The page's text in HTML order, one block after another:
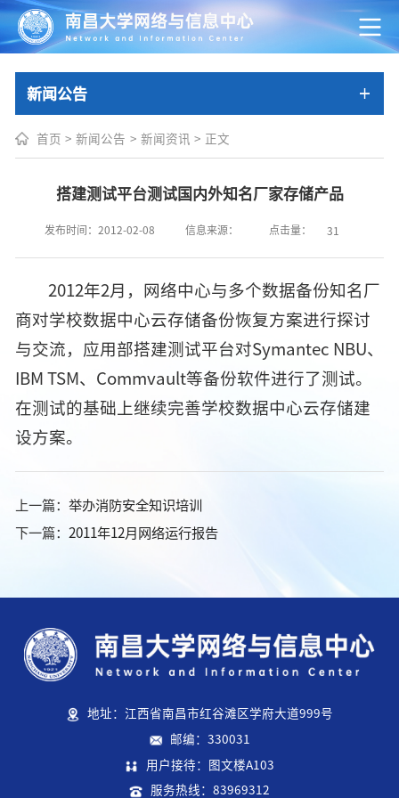
新闻公告
首页 > 新闻公告 > 新闻资讯 > 正文
搭建测试平台测试国内外知名厂家存储产品
发布时间：2012-02-08 信息来源： 点击量： 31
2012年2月，网络中心与多个数据备份知名厂
商对学校数据中心云存储备份恢复方案进行探讨
与交流，应用部搭建测试平台对Symantec NBU、
IBM TSM、Commvault等备份软件进行了测试。
在测试的基础上继续完善学校数据中心云存储建
设方案。
上一篇： 举办消防安全知识培训
下一篇： 2011年12月网络运行报告
地址：江西省南昌市红谷滩区学府大道999号
邮编：330031
用户接待：图文楼A103
服务热线：83969312